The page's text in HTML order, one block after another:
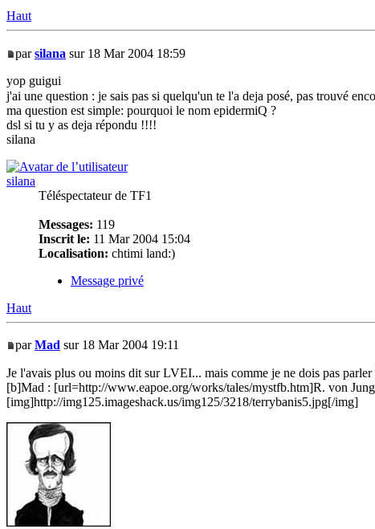
Haut
parsilana sur 18 Mar 2004 18:59
yop guigui
j'ai une question : je sais pas si quelqu'un te l'a deja posé, pas trouvé
ma question est simple: pourquoi le nom epidermiQ ?
dsl si tu y as deja répondu !!!!
silana
silana
Téléspectateur de TF1
Messages: 119
Inscrit le: 11 Mar 2004 15:04
Localisation: chtimi land:)
Message privé
Haut
parMad sur 18 Mar 2004 19:11
Je l'avais plus ou moins dit sur LVEI... mais comme je ne dois pas
[b]Mad : [url=http://www.eapoe.org/works/tales/mystfb.htm]R. von
[img]http://img125.imageshack.us/img125/3218/terrybanis5.jpg[/img]